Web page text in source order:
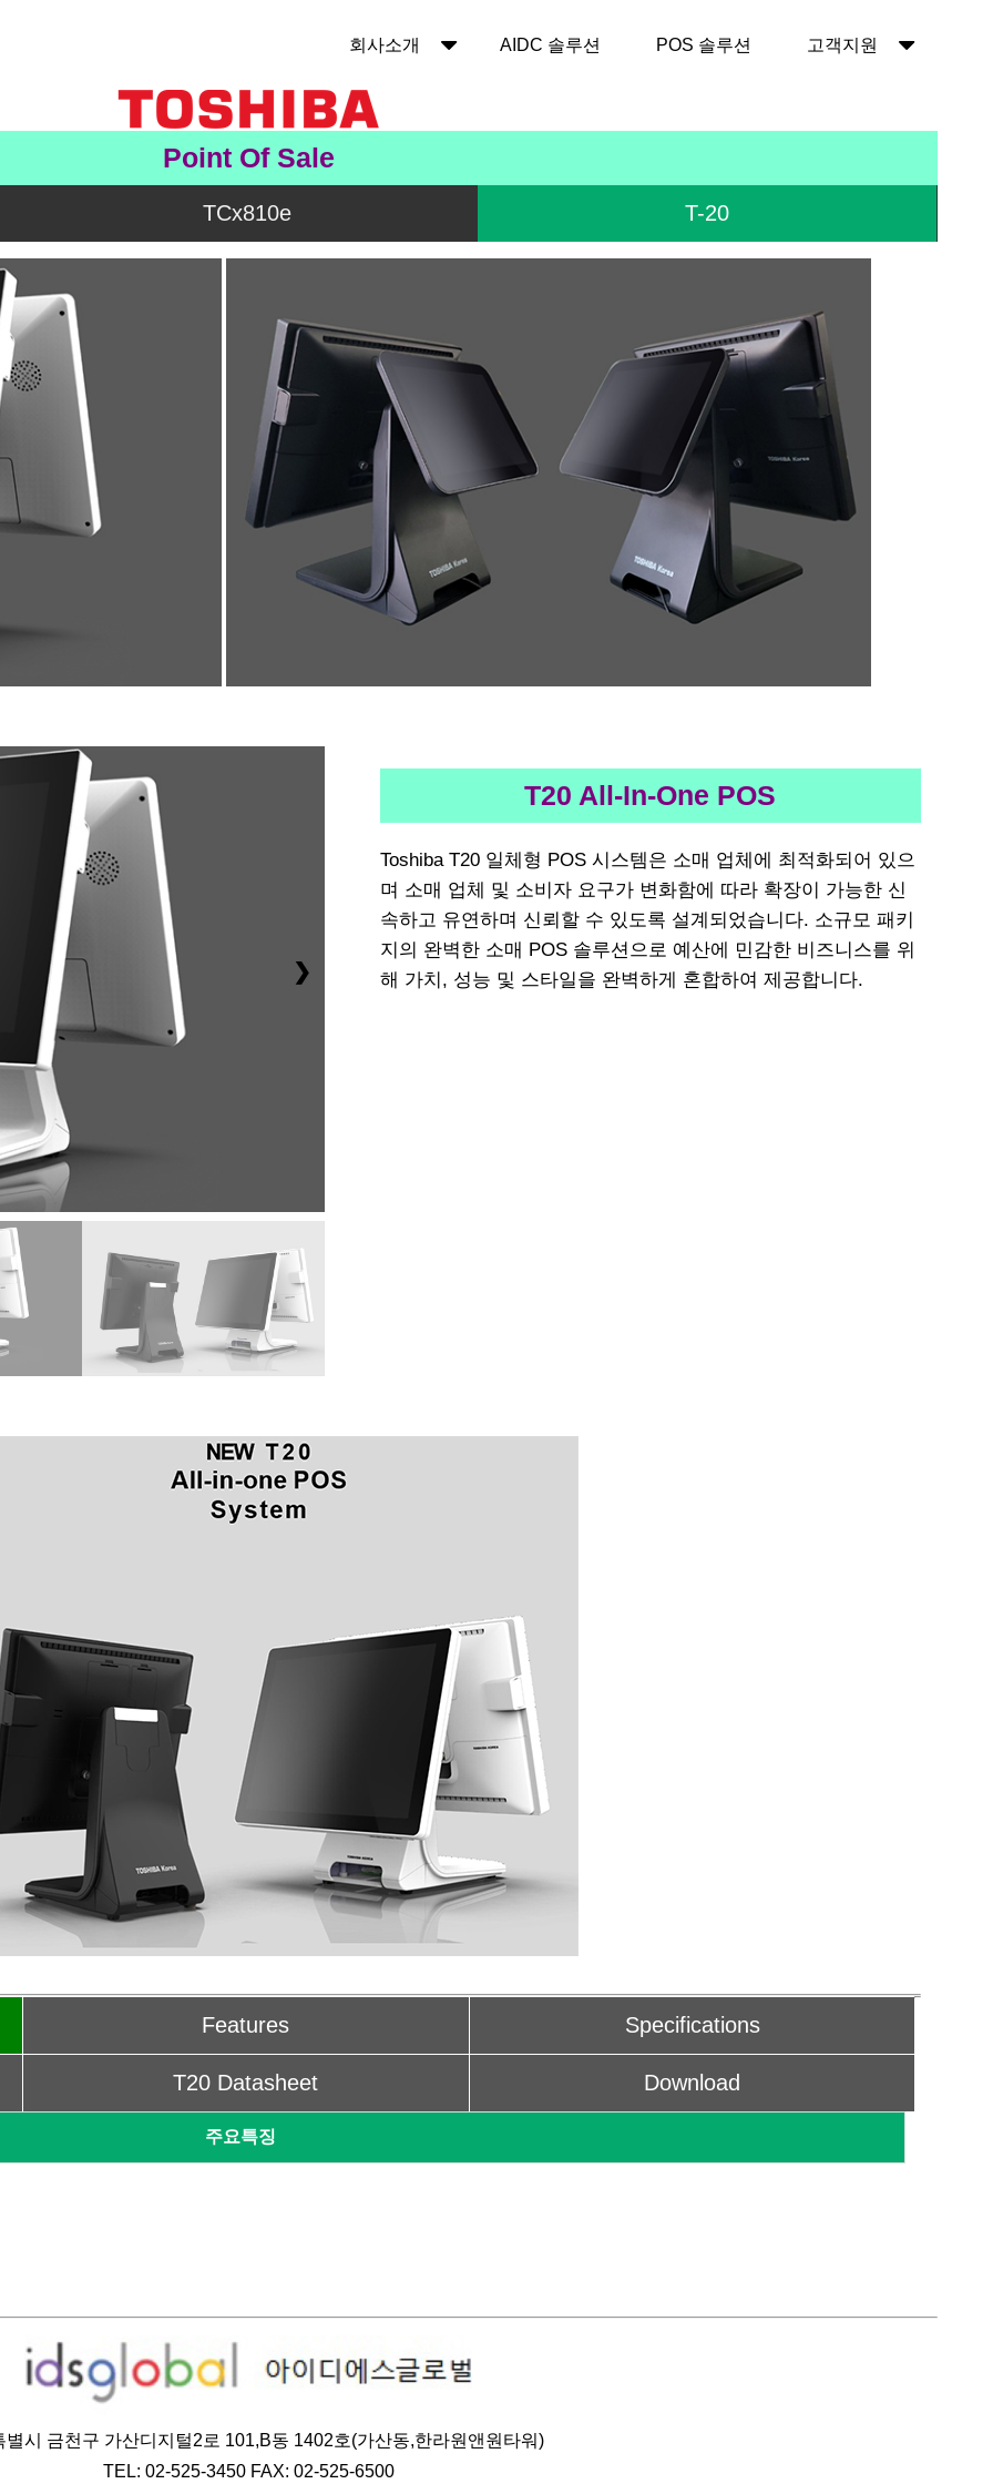
회사소개 AIDC 솔루션 POS 솔루션 고객지원
Point Of Sale
TCx810e T-20
❯
T20 All-In-One POS
Toshiba T20 일체형 POS 시스템은 소매 업체에 최적화되어 있으
며 소매 업체 및 소비자 요구가 변화함에 따라 확장이 가능한 신
속하고 유연하며 신뢰할 수 있도록 설계되었습니다. 소규모 패키
지의 완벽한 소매 POS 솔루션으로 예산에 민감한 비즈니스를 위
해 가치, 성능 및 스타일을 완벽하게 혼합하여 제공합니다.
Features Specifications
T20 Datasheet Download
주요특징
별시 금천구 가산디지털2로 101,B동 1402호(가산동,한라원앤원타워)
TEL: 02-525-3450 FAX: 02-525-6500